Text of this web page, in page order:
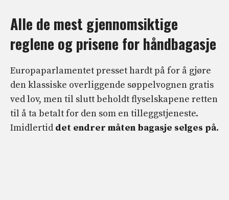
Alle de mest gjennomsiktige
reglene og prisene for håndbagasje
Europaparlamentet presset hardt på for å gjøre
den klassiske overliggende søppelvognen gratis
ved lov, men til slutt beholdt flyselskapene retten
til å ta betalt for den som en tilleggstjeneste.
Imidlertid det endrer måten bagasje selges på.